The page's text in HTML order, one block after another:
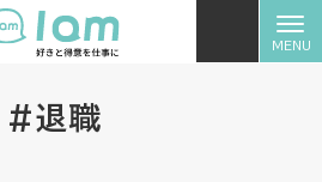
#退職